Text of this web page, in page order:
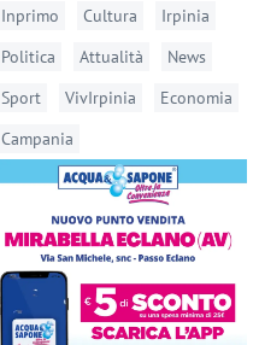
Inprimo
Cultura
Irpinia
Politica
Attualità
News
Sport
VivIrpinia
Economia
Campania